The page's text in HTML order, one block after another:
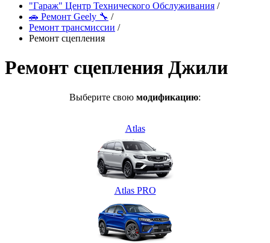
"Гараж" Центр Технического Обслуживания /
🚗 Ремонт Geely 🔧 /
Ремонт трансмиссии /
Ремонт сцепления
Ремонт сцепления Джили
Выберите свою модификацию:
Atlas
Atlas PRO